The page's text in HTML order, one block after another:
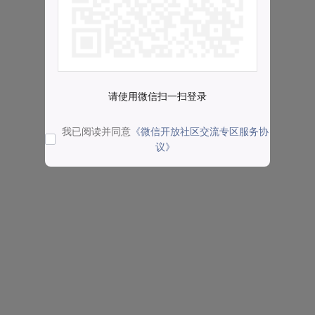
请使用微信扫一扫登录
我已阅读并同意 《微信开放社区交流专区服务协
议》